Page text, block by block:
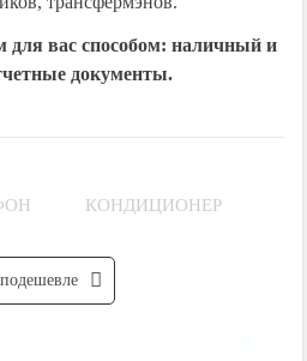
вас способом: наличный и
документы.
КОНДИЦИОНЕР